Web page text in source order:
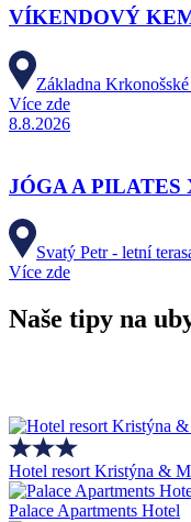
VÍKENDOVÝ
Základna
Více zde
8.8.2026
JÓGA A PILATES
Svatý Petr - letní
Více zde
Naše tipy na
Hotel resort Kristýna &
Palace Apartments Hotel